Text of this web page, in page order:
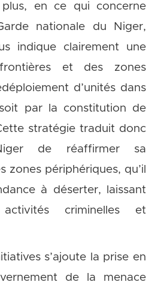
en ce qui concerne
nationale du Niger,
indique clairement une
et des zones
d’unités dans
par la constitution de
stratégie traduit donc
de réaffirmer sa
zones périphériques, qu’il
à déserter, laissant
criminelles et
s’ajoute la prise en
de la menace